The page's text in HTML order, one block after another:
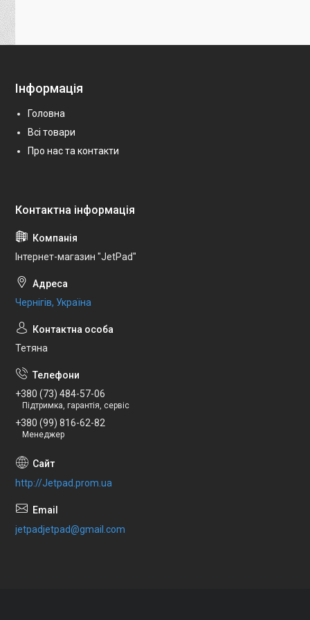
Інформація
Головна
Всі товари
Про нас та контакти
Інтернет-магазин "JetPad"
Чернігів, Україна
Тетяна
+380 (73) 484-57-06
Підтримка, гарантія, сервіс
+380 (99) 816-62-82
Менеджер
http://Jetpad.prom.ua
jetpadjetpad@gmail.com